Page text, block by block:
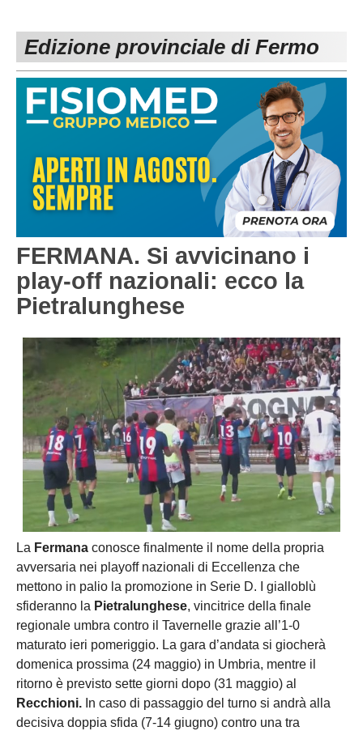
Carica la tua Rosa
1^ CATEGORIA
2^ CATEGORIA
3^ CATEGORIA
Edizione provinciale di Fermo
FERMANA. Si avvicinano i
play-off nazionali: ecco la
Pietralunghese
La Fermana conosce finalmente il nome della propria
avversaria nei playoff nazionali di Eccellenza che
mettono in palio la promozione in Serie D. I gialloblù
sfideranno la Pietralunghese, vincitrice della finale
regionale umbra contro il Tavernelle grazie all’1-0
maturato ieri pomeriggio. La gara d’andata si giocherà
domenica prossima (24 maggio) in Umbria, mentre il
ritorno è previsto sette giorni dopo (31 maggio) al
Recchioni. In caso di passaggio del turno si andrà alla
decisiva doppia sfida (7-14 giugno) contro una tra